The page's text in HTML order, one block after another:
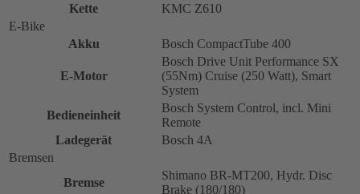
Kette
KMC Z610
E-Bike
Akku
Bosch CompactTube 400
E-Motor
Bosch Drive Unit Performance SX
(55Nm) Cruise (250 Watt), Smart
System
Bedieneinheit
Bosch System Control, incl. Mini
Remote
Ladegerät
Bosch 4A
Bremsen
Bremse
Shimano BR-MT200, Hydr. Disc
Brake (180/180)